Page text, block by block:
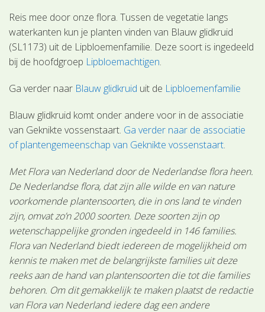
Reis mee door onze flora. Tussen de vegetatie langs
waterkanten kun je planten vinden van Blauw glidkruid
(SL1173) uit de Lipbloemenfamilie. Deze soort is ingedeeld
bij de hoofdgroep Lipbloemachtigen.
Ga verder naar Blauw glidkruid uit de Lipbloemenfamilie
Blauw glidkruid komt onder andere voor in de associatie
van Geknikte vossenstaart. Ga verder naar de associatie
of plantengemeenschap van Geknikte vossenstaart.
Met Flora van Nederland door de Nederlandse flora heen.
De Nederlandse flora, dat zijn alle wilde en van nature
voorkomende plantensoorten, die in ons land te vinden
zijn, omvat zo’n 2000 soorten. Deze soorten zijn op
wetenschappelijke gronden ingedeeld in 146 families.
Flora van Nederland biedt iedereen de mogelijkheid om
kennis te maken met de belangrijkste families uit deze
reeks aan de hand van plantensoorten die tot die families
behoren. Om dit gemakkelijk te maken plaatst de redactie
van Flora van Nederland iedere dag een andere